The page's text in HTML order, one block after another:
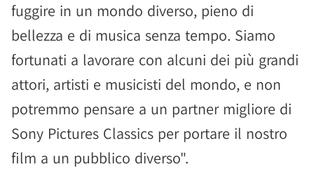
fuggire in un mondo diverso, pieno di
bellezza e di musica senza tempo. Siamo
fortunati a lavorare con alcuni dei più grandi
attori, artisti e musicisti del mondo, e non
potremmo pensare a un partner migliore di
Sony Pictures Classics per portare il nostro
film a un pubblico diverso".